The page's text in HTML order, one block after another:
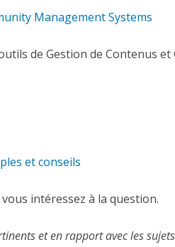
Management Systems
de Gestion de Contenus
et conseils
intéressez à la question.
et en rapport avec les